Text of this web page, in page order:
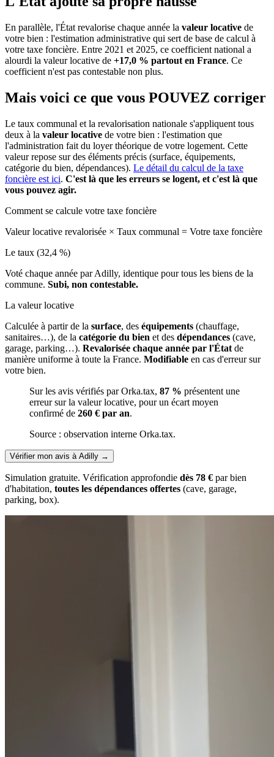
En parallèle, l'État revalorise chaque année la valeur locative de
votre bien : l'estimation administrative qui sert de base de calcul à
votre taxe foncière. Entre 2021 et 2025, ce coefficient national a
alourdi la valeur locative de +17,0 % partout en France. Ce
coefficient n'est pas contestable non plus.
Mais voici ce que vous POUVEZ corriger
Le taux communal et la revalorisation nationale s'appliquent tous
deux à la valeur locative de votre bien : l'estimation que
l'administration fait du loyer théorique de votre logement. Cette
valeur repose sur des éléments précis (surface, équipements,
catégorie du bien, dépendances). Le détail du calcul de la taxe
foncière est ici. C'est là que les erreurs se logent, et c'est là que
vous pouvez agir.
Comment se calcule votre taxe foncière
Valeur locative revalorisée × Taux communal = Votre taxe foncière
Le taux (32,4 %)
Voté chaque année par Adilly, identique pour tous les biens de la
commune. Subi, non contestable.
La valeur locative
Calculée à partir de la surface, des équipements (chauffage,
sanitaires…), de la catégorie du bien et des dépendances (cave,
garage, parking…). Revalorisée chaque année par l'État de
manière uniforme à toute la France. Modifiable en cas d'erreur sur
votre bien.
Sur les avis vérifiés par Orka.tax, 87 % présentent une
erreur sur la valeur locative, pour un écart moyen
confirmé de 260 € par an.
Source : observation interne Orka.tax.
Vérifier mon avis à Adilly →
Simulation gratuite. Vérification approfondie dès 78 € par bien
d'habitation, toutes les dépendances offertes (cave, garage,
parking, box).